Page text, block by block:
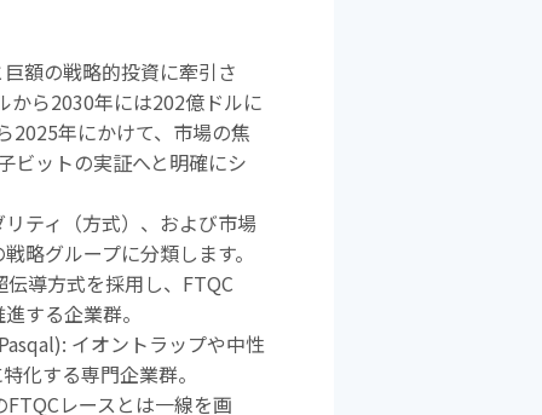
額の戦略的投資に牽引さ
から2030年には202億ドルに
2025年にかけて、市場の焦
ビットの実証へと明確にシ
ティ（方式）、および市場
略グループに分類します。
導方式を採用し、 FTQC
する企業群。
イオントラップや中性
化する専門企業群。
FTQCレースとは一線を画